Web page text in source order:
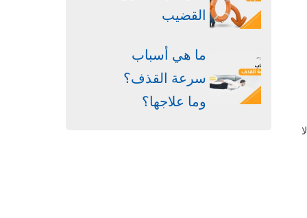
القضيب
ما هي أسباب
سرعة القذف؟
وما علاجها؟